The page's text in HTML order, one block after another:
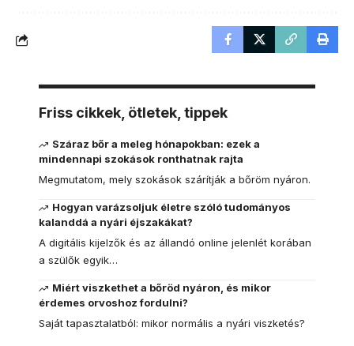
Friss cikkek, ötletek, tippek
Száraz bőr a meleg hónapokban: ezek a
mindennapi szokások ronthatnak rajta
Megmutatom, mely szokások szárítják a bőröm nyáron.
Hogyan varázsoljuk életre szóló tudományos
kalanddá a nyári éjszakákat?
A digitális kijelzők és az állandó online jelenlét korában
a szülők egyik…
Miért viszkethet a bőröd nyáron, és mikor
érdemes orvoshoz fordulni?
Saját tapasztalatból: mikor normális a nyári viszketés?